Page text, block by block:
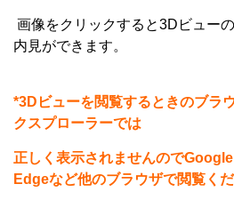
画像をクリックすると3Dビュー
内見ができます。
*3Dビューを閲覧するときのブラ
クスプローラーでは
正しく表示されませんので
Edgeなど他のブラウザで閲覧くだ